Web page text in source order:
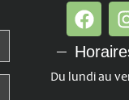
Du lundi au